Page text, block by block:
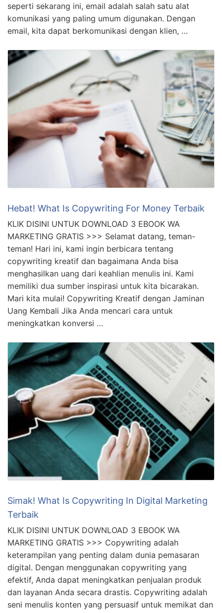
seperti sekarang ini, email adalah salah satu alat
komunikasi yang paling umum digunakan. Dengan
email, kita dapat berkomunikasi dengan klien, …
Hebat! What Is Copywriting For Money Terbaik
KLIK DISINI UNTUK DOWNLOAD 3 EBOOK WA
MARKETING GRATIS >>> Selamat datang, teman-
teman! Hari ini, kami ingin berbicara tentang
copywriting kreatif dan bagaimana Anda bisa
menghasilkan uang dari keahlian menulis ini. Kami
memiliki dua sumber inspirasi untuk kita bicarakan.
Mari kita mulai! Copywriting Kreatif dengan Jaminan
Uang Kembali Jika Anda mencari cara untuk
meningkatkan konversi …
Simak! What Is Copywriting In Digital Marketing
Terbaik
KLIK DISINI UNTUK DOWNLOAD 3 EBOOK WA
MARKETING GRATIS >>> Copywriting adalah
keterampilan yang penting dalam dunia pemasaran
digital. Dengan menggunakan copywriting yang
efektif, Anda dapat meningkatkan penjualan produk
dan layanan Anda secara drastis. Copywriting adalah
seni menulis konten yang persuasif untuk memikat dan